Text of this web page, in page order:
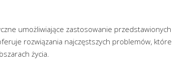
umożliwiające zastosowanie przedstawionych
rozwiązania najczęstszych problemów, które
życia.